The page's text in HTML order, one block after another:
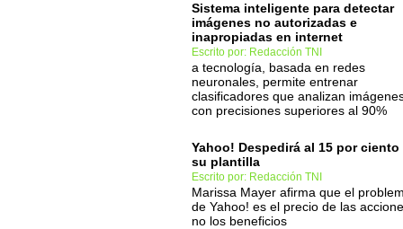
Sistema inteligente para detectar
imágenes no autorizadas e
inapropiadas en internet
Escrito por: Redacción TNI
a tecnología, basada en redes
neuronales, permite entrenar
clasificadores que analizan
con precisiones superiores al 90%
Yahoo! Despedirá al 15 por ciento
su plantilla
Escrito por: Redacción TNI
Marissa Mayer afirma que el
de Yahoo! es el precio de las
no los beneficios